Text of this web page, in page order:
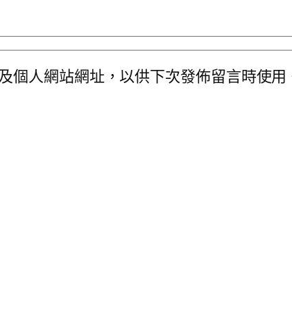
個人網站網址，以供下次發佈留言時使用